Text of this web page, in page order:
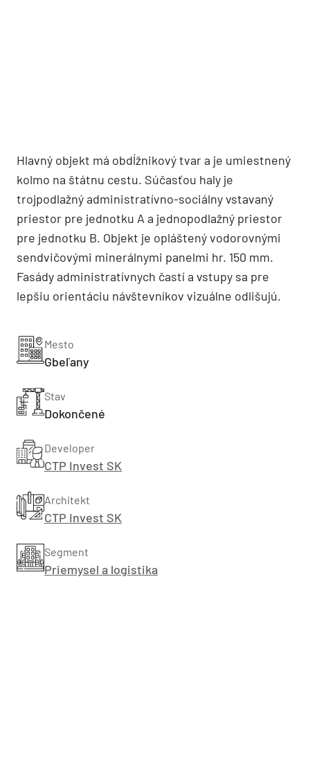
Hlavný objekt má obdĺžnikový tvar a je umiestnený
kolmo na štátnu cestu. Súčasťou haly je
trojpodlažný administratívno-sociálny vstavaný
priestor pre jednotku A a jednopodlažný priestor
pre jednotku B. Objekt je opláštený vodorovnými
sendvičovými minerálnymi panelmi hr. 150 mm.
Fasády administratívnych častí a vstupy sa pre
lepšiu orientáciu návštevníkov vizuálne odlišujú.
Mesto
Gbeľany
Stav
Dokončené
Developer
CTP Invest SK
Architekt
CTP Invest SK
Segment
Priemysel a logistika